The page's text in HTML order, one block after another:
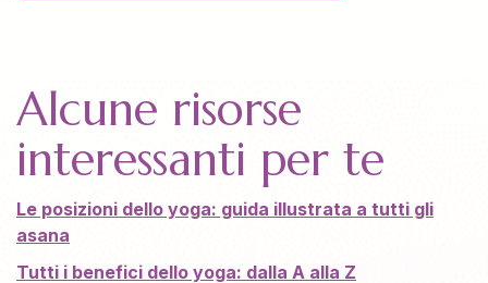
Alcune risorse
interessanti per te
Le posizioni dello yoga: guida illustrata a tutti gli
asana
Tutti i benefici dello yoga: dalla A alla Z